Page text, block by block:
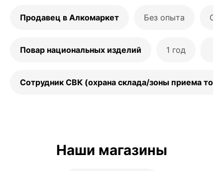
Продавец в Алкомаркет Без опыта
Повар национальных изделий 1 год
Сотрудник СВК (охрана склада/зоны приема
Наши магазины